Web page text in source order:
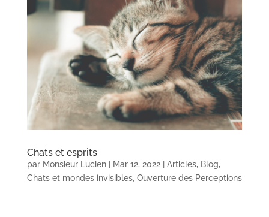
Chats et esprits
par Monsieur Lucien| Mar 12, 2022| Articles, Blog,
Chats et mondes invisibles, Ouverture des Perceptions